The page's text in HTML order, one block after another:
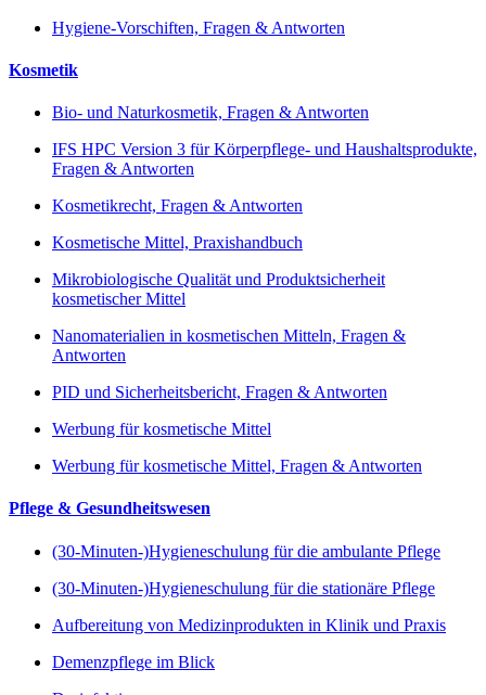
Hygiene-Vorschiften, Fragen & Antworten
Kosmetik
Bio- und Naturkosmetik, Fragen & Antworten
IFS HPC Version 3 für Körperpflege- und Haushaltsprodukte,
Fragen & Antworten
Kosmetikrecht, Fragen & Antworten
Kosmetische Mittel, Praxishandbuch
Mikrobiologische Qualität und Produktsicherheit
kosmetischer Mittel
Nanomaterialien in kosmetischen Mitteln, Fragen &
Antworten
PID und Sicherheitsbericht, Fragen & Antworten
Werbung für kosmetische Mittel
Werbung für kosmetische Mittel, Fragen & Antworten
Pflege & Gesundheitswesen
(30-Minuten-)Hygieneschulung für die ambulante Pflege
(30-Minuten-)Hygieneschulung für die stationäre Pflege
Aufbereitung von Medizinprodukten in Klinik und Praxis
Demenzpflege im Blick